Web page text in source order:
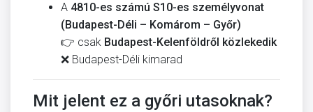
A 4810-es számú S10-es személyvonat
(Budapest-Déli – Komárom – Győr)
👉 csak Budapest-Kelenföldről közlekedik
❌ Budapest-Déli kimarad
Mit jelent ez a győri utasoknak?